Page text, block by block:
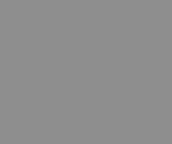
ту стадию, когда